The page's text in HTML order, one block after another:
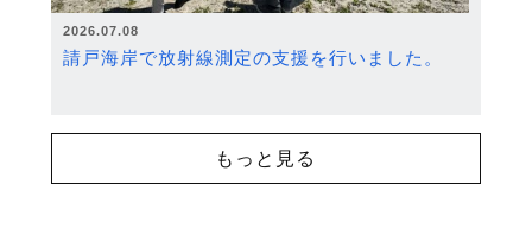
2026.07.08
請戸海岸で放射線測定の支援を行いました。
もっと見る